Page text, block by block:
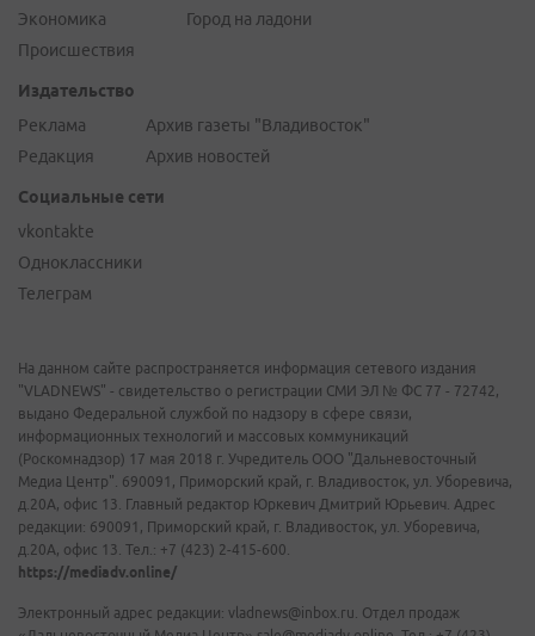
Экономика
Происшествия
Город на ладони
Издательство
Реклама
Редакция
Архив газеты "Владивосток"
Архив новостей
Социальные сети
vkontakte
Одноклассники
Телеграм
На данном сайте распространяется информация сетевого издания
"VLADNEWS" - свидетельство о регистрации СМИ ЭЛ № ФС 77 - 72742,
выдано Федеральной службой по надзору в сфере связи,
информационных технологий и массовых коммуникаций
(Роскомнадзор) 17 мая 2018 г. Учредитель ООО "Дальневосточный
Медиа Центр". 690091, Приморский край, г. Владивосток, ул. Уборевича,
д.20А, офис 13. Главный редактор Юркевич Дмитрий Юрьевич. Адрес
редакции: 690091, Приморский край, г. Владивосток, ул. Уборевича,
д.20А, офис 13. Тел.: +7 (423) 2-415-600.
https://mediadv.online/
Электронный адрес редакции: vladnews@inbox.ru. Отдел продаж